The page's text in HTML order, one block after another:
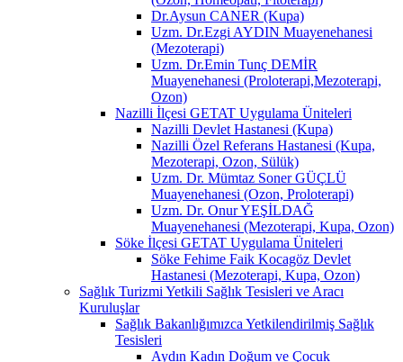
Dr.Aysun CANER (Kupa)
Uzm. Dr.Ezgi AYDIN Muayenehanesi
(Mezoterapi)
Uzm. Dr.Emin Tunç DEMİR
Muayenehanesi (Proloterapi,Mezoterapi,
Ozon)
Nazilli İlçesi GETAT Uygulama Üniteleri
Nazilli Devlet Hastanesi (Kupa)
Nazilli Özel Referans Hastanesi (Kupa,
Mezoterapi, Ozon, Sülük)
Uzm. Dr. Mümtaz Soner GÜÇLÜ
Muayenehanesi (Ozon, Proloterapi)
Uzm. Dr. Onur YEŞİLDAĞ
Muayenehanesi (Mezoterapi, Kupa, Ozon)
Söke İlçesi GETAT Uygulama Üniteleri
Söke Fehime Faik Kocagöz Devlet
Hastanesi (Mezoterapi, Kupa, Ozon)
Sağlık Turizmi Yetkili Sağlık Tesisleri ve Aracı
Kuruluşlar
Sağlık Bakanlığımızca Yetkilendirilmiş Sağlık
Tesisleri
Aydın Kadın Doğum ve Çocuk